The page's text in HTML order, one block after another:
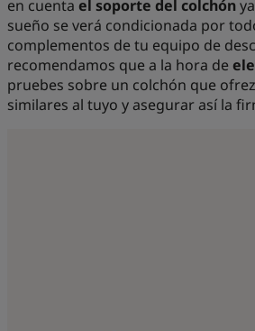
en cuenta el soporte del colchón
sueño se verá condicionada por
complementos de tu equipo de
recomendamos que a la hora de
pruebes sobre un colchón que
similares al tuyo y asegurar así la